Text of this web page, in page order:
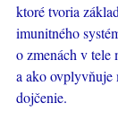
ktoré tvoria
imunitného
o zmenách v tele
a ako
dojčenie.